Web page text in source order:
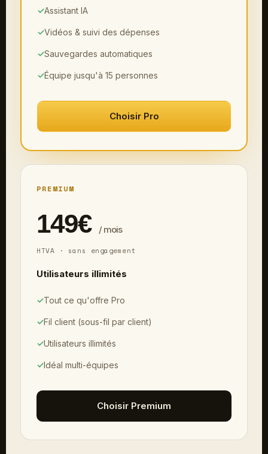
✓Assistant IA
✓Vidéos & suivi des dépenses
✓Sauvegardes automatiques
✓Équipe jusqu'à 15 personnes
Choisir Pro
PREMIUM
149€ / mois
HTVA · sans engagement
Utilisateurs illimités
✓Tout ce qu'offre Pro
✓Fil client (sous-fil par client)
✓Utilisateurs illimités
✓Idéal multi-équipes
Choisir Premium